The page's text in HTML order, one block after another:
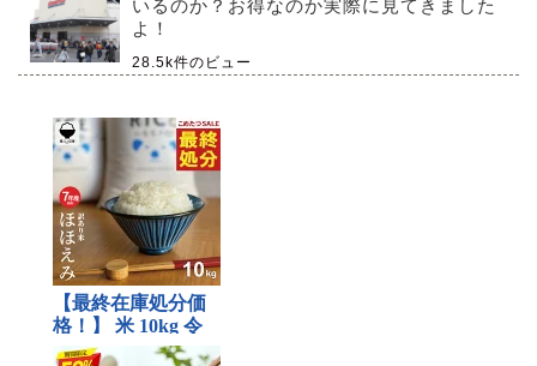
いるのか？お得なのか実際に見てきました
よ！
28.5k件のビュー